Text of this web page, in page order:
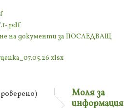
.pdf
на документи за ПОСЛЕДВАЩ
Моля за